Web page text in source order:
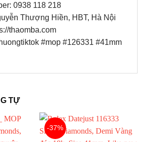
0938 118 218
Thượng Hiền, HBT, Hà Nội
thaomba.com
#mop #126331 #41mm
TỰ
-37%